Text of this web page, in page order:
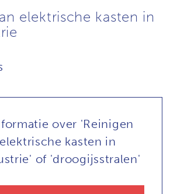
elektrische kasten in
over 'Reinigen
kasten in
of 'droogijsstralen'